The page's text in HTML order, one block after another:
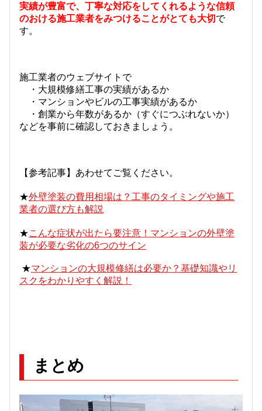
実績が豊富で、丁寧な対応をしてくれるような信頼
のおける施工業者をみつけることがとても大切で
す。
施工業者のウェブサイトで
・大規模修繕工事の実績があるか
・マンションやビルの工事実績があるか
・創業から年数があるか（すぐにつぶれないか）
などを事前に確認しておきましょう。
【参考記事】あわせてご覧ください。
★外壁塗装の費用相場は？工事のタイミングや施工
業者の選び方も解説
★こんな症状が出たら要注意！マンションの外壁塗
装が必要な劣化の6つのサイン
★マンションの大規模修繕は必要か？基礎知識やリ
スクをわかりやすく解説！
まとめ